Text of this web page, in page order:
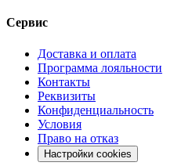
Сервис
Доставка и оплата
Программа лояльности
Контакты
Реквизиты
Конфиденциальность
Условия
Право на отказ
Настройки cookies